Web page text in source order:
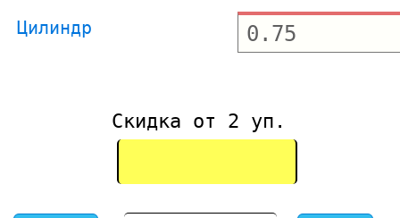
Цилиндр
Скидка от 2 уп.